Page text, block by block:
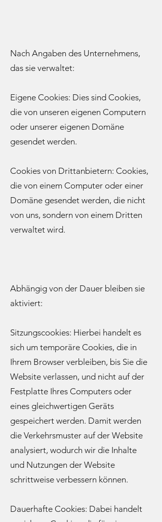
Nach Angaben des Unternehmens,
das sie verwaltet:
Eigene Cookies: Dies sind Cookies,
die von unseren eigenen Computern
oder unserer eigenen Domäne
gesendet werden.
Cookies von Drittanbietern: Cookies,
die von einem Computer oder einer
Domäne gesendet werden, die nicht
von uns, sondern von einem Dritten
verwaltet wird.
Abhängig von der Dauer bleiben sie
aktiviert:
Sitzungscookies: Hierbei handelt es
sich um temporäre Cookies, die in
Ihrem Browser verbleiben, bis Sie die
Website verlassen, und nicht auf der
Festplatte Ihres Computers oder
eines gleichwertigen Geräts
gespeichert werden. Damit werden
die Verkehrsmuster auf der Website
analysiert, wodurch wir die Inhalte
und Nutzungen der Website
schrittweise verbessern können.
Dauerhafte Cookies: Dabei handelt